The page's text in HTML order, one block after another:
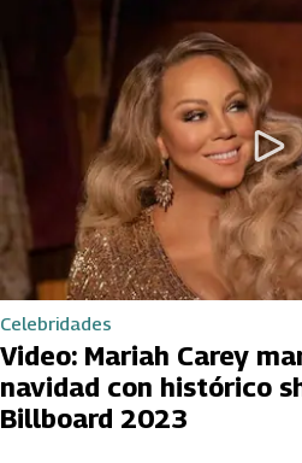
Celebridades
Video: Mariah Carey
navidad con histórico
Billboard 2023